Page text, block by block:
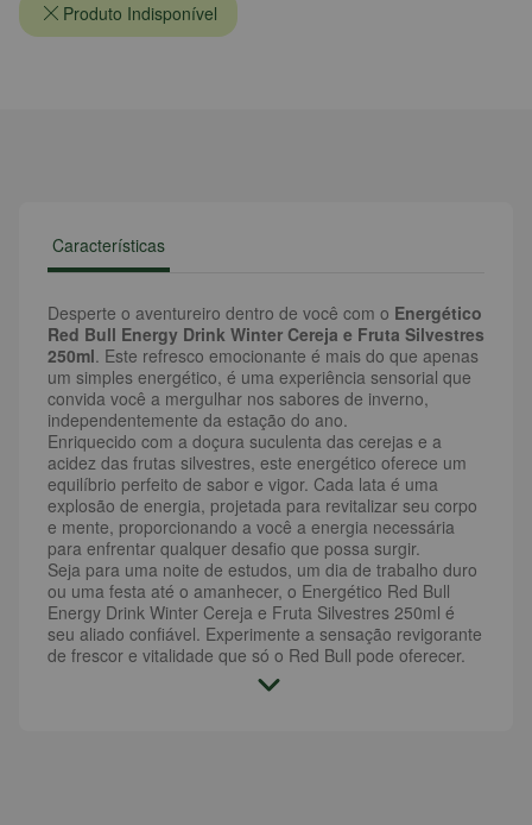
Produto Indisponível
Características
Desperte o aventureiro dentro de você com o Energético
Red Bull Energy Drink Winter Cereja e Fruta Silvestres
250ml. Este refresco emocionante é mais do que apenas
um simples energético, é uma experiência sensorial que
convida você a mergulhar nos sabores de inverno,
independentemente da estação do ano.
Enriquecido com a doçura suculenta das cerejas e a
acidez das frutas silvestres, este energético oferece um
equilíbrio perfeito de sabor e vigor. Cada lata é uma
explosão de energia, projetada para revitalizar seu corpo
e mente, proporcionando a você a energia necessária
para enfrentar qualquer desafio que possa surgir.
Seja para uma noite de estudos, um dia de trabalho duro
ou uma festa até o amanhecer, o Energético Red Bull
Energy Drink Winter Cereja e Fruta Silvestres 250ml é
seu aliado confiável. Experimente a sensação revigorante
de frescor e vitalidade que só o Red Bull pode oferecer.